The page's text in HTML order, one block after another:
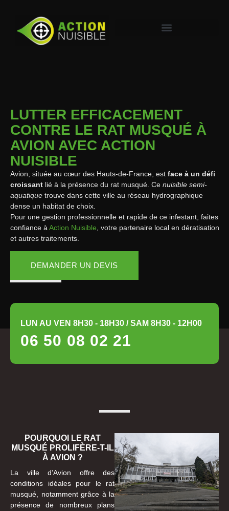
LUTTER EFFICACEMENT
CONTRE LE RAT MUSQUÉ À
AVION AVEC ACTION
NUISIBLE
Avion, située au cœur des Hauts-de-France, est face à un défi
croissant lié à la présence du rat musqué. Ce nuisible semi-
aquatique trouve dans cette ville au réseau hydrographique
dense un habitat de choix.
Pour une gestion professionnelle et rapide de ce infestant, faites
confiance à Action Nuisible , votre partenaire local en dératisation
et autres traitements.
DEMANDER UN DEVIS
LUN AU VEN 8H30 - 18H30 / SAM 8H30 - 12H00
06 50 08 02 21
POURQUOI LE RAT
MUSQUÉ PROLIFÈRE-T-IL
À AVION ?
La ville d’Avion offre des
conditions idéales pour le rat
musqué, notamment grâce à la
présence de nombreux plans